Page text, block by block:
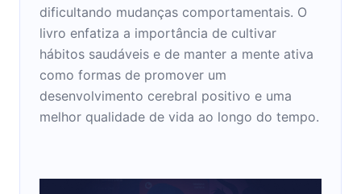
dificultando mudanças comportamentais. O
livro enfatiza a importância de cultivar
hábitos saudáveis e de manter a mente ativa
como formas de promover um
desenvolvimento cerebral positivo e uma
melhor qualidade de vida ao longo do tempo.